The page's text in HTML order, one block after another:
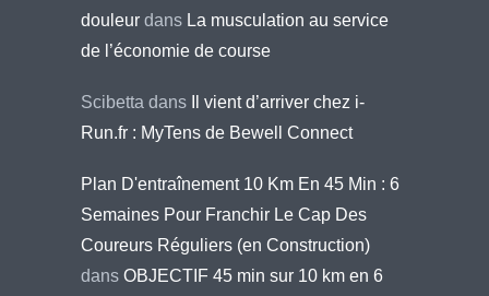
douleur dans La musculation au service
de l’économie de course
Scibetta dans
Il vient d’arriver chez i-
Run.fr : MyTens de Bewell Connect
Plan D'entraînement 10 Km En 45 Min : 6
Semaines Pour Franchir Le Cap Des
Coureurs Réguliers (en Construction)
dans OBJECTIF 45 min sur 10 km en 6